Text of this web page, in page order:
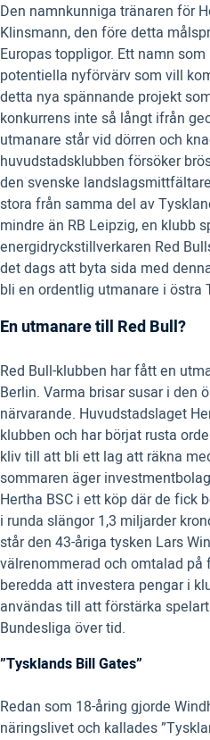
Den namnkunniga tränaren för
Klinsmann, den före detta
Europas toppligor. Ett namn
potentiella nyförvärv som vill
detta nya spännande projekt
konkurrens inte så långt ifrån
utmanare står vid dörren och
huvudstadsklubben försöker
den svenske
stora från samma del av
mindre än RB Leipzig, en klubb
energidryckstillverkaren Red
det dags att byta sida med
bli en ordentlig utmanare i östra
En utmanare till Red Bull?
Red Bull-klubben har fått en
Berlin. Varma brisar susar i den
närvarande. Huvudstadslaget
klubben och har börjat rusta
kliv till att bli ett lag att räkna
sommaren äger
Hertha BSC i ett köp där de fick
i runda slängor 1,3 miljarder
står den 43-åriga tysken Lars
välrenommerad och omtalad på
beredda att investera pengar i
användas till att förstärka
Bundesliga över tid.
”Tysklands Bill Gates”
Redan som 18-åring gjorde
näringslivet och kallades